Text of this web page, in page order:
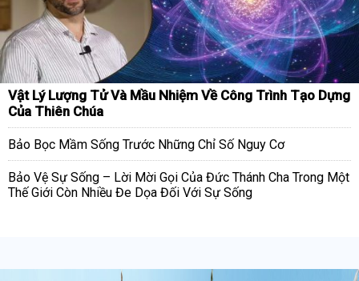
Vật Lý Lượng Tử Và Mầu Nhiệm Về Công Trình Tạo Dựng
Của Thiên Chúa
Bảo Bọc Mầm Sống Trước Những Chỉ Số Nguy Cơ
Bảo Vệ Sự Sống – Lời Mời Gọi Của Đức Thánh Cha Trong Một
Thế Giới Còn Nhiều Đe Dọa Đối Với Sự Sống